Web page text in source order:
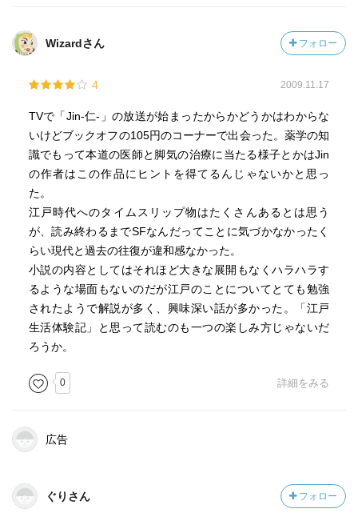
Wizardさん フォロー
4 2009.11.17
TVで「Jin-仁-」の放送が始まったからかどうかはわからな
いけどブックオフの105円のコーナーで出会った。薬学の知
識でもって本道の医師と脚気の治療に当たる様子とかはJin
の作者はこの作品にヒントを得てるんじゃないかと思っ
た。
江戸時代へのタイムスリップ物はたくさんあるとは思う
が、読み終わるまでSFなんだってことに気づかなかったく
らい現代と過去の往復が違和感なかった。
小説の内容としてはそれほど大きな展開もなくハラハラす
るような場面もないのだが江戸のことについてとても勉強
されたようで解説が多く、興味深い話が多かった。「江戸
生活体験記」と思って読むのも一つの楽しみ方じゃないだ
ろうか。
0 詳細をみる
広告
ぐりさん フォロー